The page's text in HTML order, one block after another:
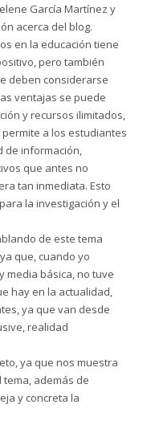
García Martínez y
acerca del blog.
en la educación tiene
pero también
deben considerarse
ventajas se puede
y recursos ilimitados,
a los estudiantes
de información,
que antes no
tan inmediata. Esto
la investigación y el
de este tema
que, cuando yo
media básica, no tuve
hay en la actualidad,
ya que van desde
realidad
ya que nos muestra
además de
y concreta la